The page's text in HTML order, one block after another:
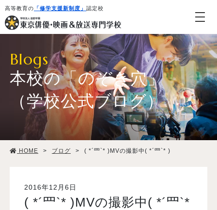
高等教育の 「修学支援新制度」 認定校
学校紹介・教育システム
学生生活
Blogs
本校の「のぞき穴」
（学校公式ブログ）
HOME > ブログ > ( *´罒`* )MVの撮影中( *´罒`* )
2016年12月6日
( *´罒`* )MVの撮影中( *´罒`*